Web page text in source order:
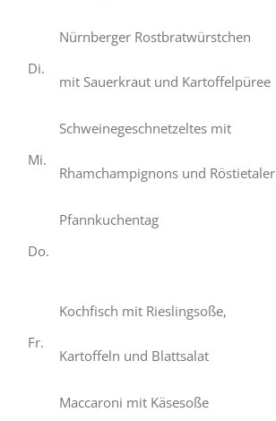
Di.
Nürnberger Rostbratwürstchen
mit Sauerkraut und Kartoffelpüree
Mi.
Schweinegeschnetzeltes mit
Rhamchampignons und Röstietaler
Do.
Pfannkuchentag
Fr.
Kochfisch mit Rieslingsoße,
Kartoffeln und Blattsalat
Maccaroni mit Käsesoße